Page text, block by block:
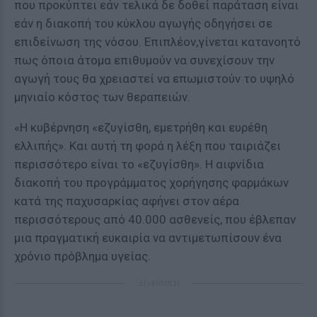
που προκύπτει εάν τελικά δε δοθεί παράταση είναι
εάν η διακοπή του κύκλου αγωγής οδηγήσει σε
επιδείνωση της νόσου. Επιπλέον,γίνεται κατανοητό
πως όποια άτομα επιθυμούν να συνεχίσουν την
αγωγή τους θα χρειαστεί να επωμιστούν το υψηλό
μηνιαίο κόστος των θεραπειών.
«Η κυβέρνηση «εζυγίσθη, εμετρήθη και ευρέθη
ελλιπής». Και αυτή τη φορά η λέξη που ταιριάζει
περισσότερο είναι το «εζυγίσθη». Η αιφνίδια
διακοπή του προγράμματος χορήγησης φαρμάκων
κατά της παχυσαρκίας αφήνει στον αέρα
περισσότερους από 40.000 ασθενείς, που έβλεπαν
μια πραγματική ευκαιρία να αντιμετωπίσουν ένα
χρόνιο πρόβλημα υγείας.